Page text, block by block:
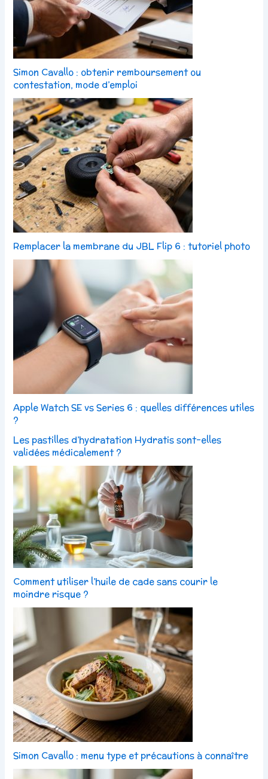
Simon Cavallo : obtenir remboursement ou
contestation, mode d’emploi
Remplacer la membrane du JBL Flip 6 : tutoriel photo
Apple Watch SE vs Series 6 : quelles différences utiles
?
Les pastilles d’hydratation Hydratis sont-elles
validées médicalement ?
Comment utiliser l’huile de cade sans courir le
moindre risque ?
Simon Cavallo : menu type et précautions à connaître